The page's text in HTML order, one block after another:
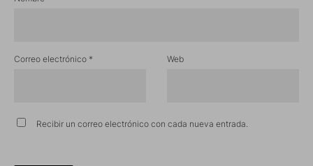
Correo electrónico * Web
Recibir un correo electrónico con cada nueva entrada.